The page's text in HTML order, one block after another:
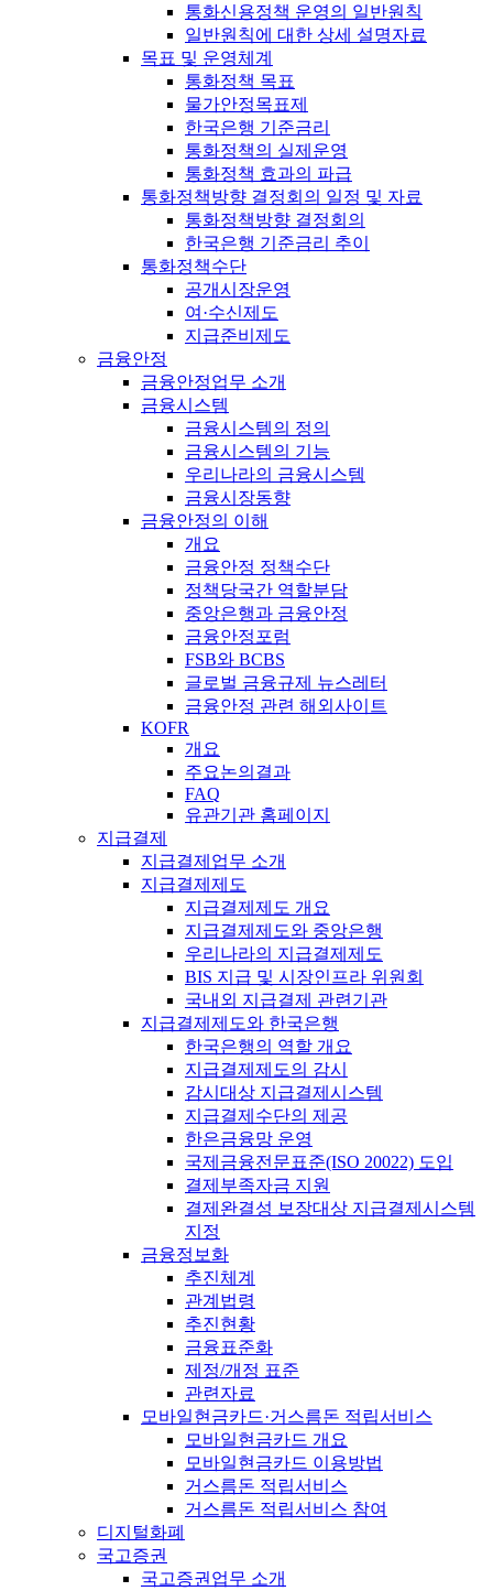
통화신용정책 운영의 일반원칙
일반원칙에 대한 상세 설명자료
목표 및 운영체계
통화정책 목표
물가안정목표제
한국은행 기준금리
통화정책의 실제운영
통화정책 효과의 파급
통화정책방향 결정회의 일정 및 자료
통화정책방향 결정회의
한국은행 기준금리 추이
통화정책수단
공개시장운영
여·수신제도
지급준비제도
금융안정
금융안정업무 소개
금융시스템
금융시스템의 정의
금융시스템의 기능
우리나라의 금융시스템
금융시장동향
금융안정의 이해
개요
금융안정 정책수단
정책당국간 역할분담
중앙은행과 금융안정
금융안정포럼
FSB와 BCBS
글로벌 금융규제 뉴스레터
금융안정 관련 해외사이트
KOFR
개요
주요논의결과
FAQ
유관기관 홈페이지
지급결제
지급결제업무 소개
지급결제제도
지급결제제도 개요
지급결제제도와 중앙은행
우리나라의 지급결제제도
BIS 지급 및 시장인프라 위원회
국내외 지급결제 관련기관
지급결제제도와 한국은행
한국은행의 역할 개요
지급결제제도의 감시
감시대상 지급결제시스템
지급결제수단의 제공
한은금융망 운영
국제금융전문표준(ISO 20022) 도입
결제부족자금 지원
결제완결성 보장대상 지급결제시스템
지정
금융정보화
추진체계
관계법령
추진현황
금융표준화
제정/개정 표준
관련자료
모바일현금카드·거스름돈 적립서비스
모바일현금카드 개요
모바일현금카드 이용방법
거스름돈 적립서비스
거스름돈 적립서비스 참여
디지털화폐
국고증권
국고증권업무 소개